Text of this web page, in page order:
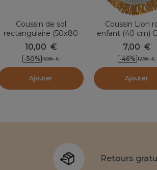
Coussin de sol
rectangulaire (50x80
cm) Ferdinand
Multicolore
10,00 €
-50% 19,99 €
Ajouter
Coussin Lion
enfant (40 cm)
Multicolore
7,00 €
-46% 12,99 €
Ajouter
Retours